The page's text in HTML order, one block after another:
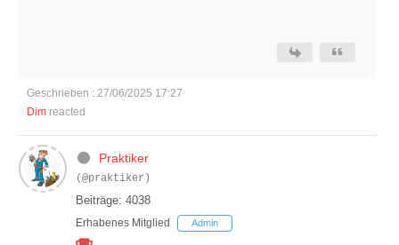
Geschrieben : 27/06/2025 17:27
Dim reacted
Praktiker
(@praktiker)
Beiträge: 4038
Erhabenes Mitglied Admin